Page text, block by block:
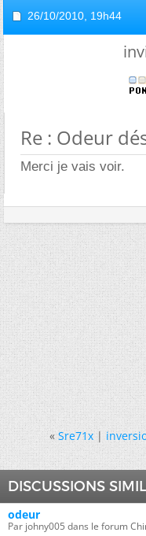
26/10/2010, 19h44
Re : Odeur
Merci je vais voir.
« Sre71x|
DISCUSSIONS
odeur
Par johny005 dans le forum